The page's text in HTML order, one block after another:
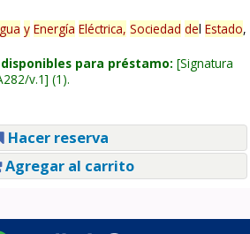
y Energía Eléctrica, Sociedad del Estado,
para préstamo: Signatura
v.1 (1).
Hacer reserva
Agregar al carrito